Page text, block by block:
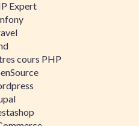
Expert
cours PHP